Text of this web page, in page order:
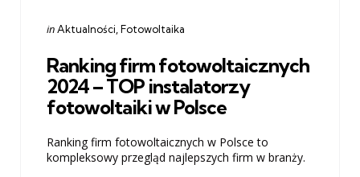
Categories
Posted
inAktualności Fotowoltaika
Ranking firm fotowoltaicznych
2024 – TOP instalatorzy
fotowoltaiki w Polsce
Ranking firm fotowoltaicznych w Polsce to
kompleksowy przegląd najlepszych firm w branży.